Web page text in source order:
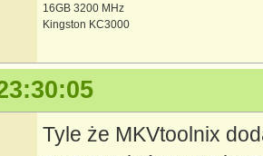
16GB 3200 MHz
Kingston KC3000
Tyle że MKVtoolnix